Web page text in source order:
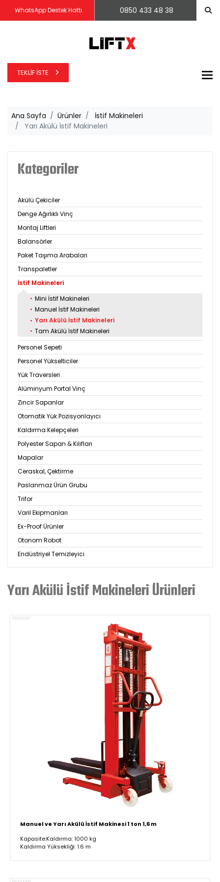
WhatsApp Destek Hattı 0850 433 48 38
TEKLIF İSTE
Ana Sayfa Ürünler
İstif Makineleri
Yarı Akülü İstif Makineleri
Kategoriler
Akülü Çekiciler
Denge Ağırlıklı Vinç
Montaj Liftleri
Balansörler
Paket Taşıma Arabaları
Transpaletler
İstif Makineleri
• Mini İstif Makineleri
• Manuel İstif Makineleri
• Yarı Akülü İstif Makineleri
• Tam Akülü İstif Makineleri
Personel Sepeti
Personel Yükselticiler
Yük Traversleri
Alüminyum Portal Vinç
Zincir Sapanlar
Otomatik Yük Pozisyonlayıcı
Kaldırma Kelepçeleri
Polyester Sapan & Kılıfları
Mapalar
Ceraskal, Çektirme
Paslanmaz Ürün Grubu
Trifor
Varil Ekipmanları
Ex-Proof Ürünler
Otonom Robot
Endüstriyel Temizleyici
Yarı Akülü İstif Makineleri Ürünleri
51000097
Manuel ve Yarı Akülü İstif Makinesi 1 ton 1,6 m
Kapasite:Kaldırma: 1000 kg
Kaldırma Yüksekliği: 1.6 m